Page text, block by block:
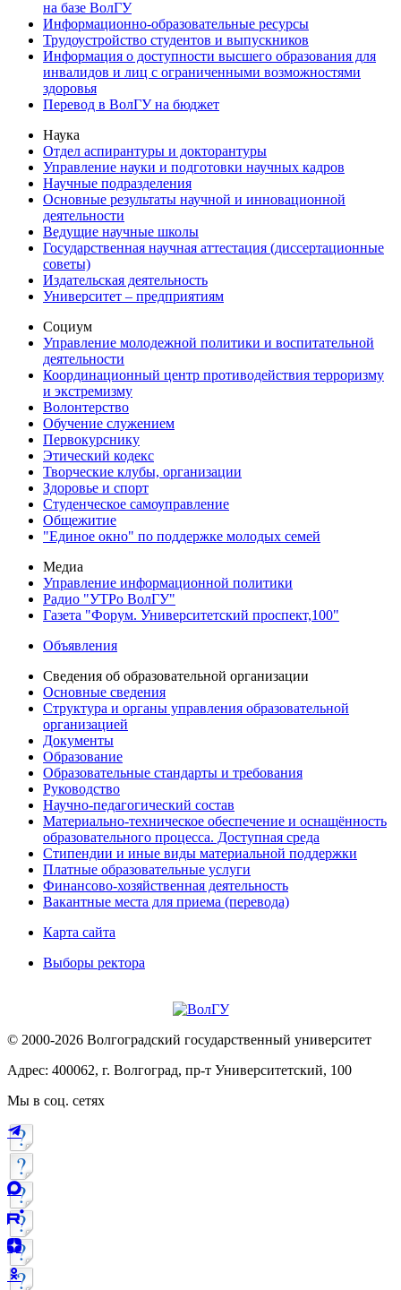
на базе ВолГУ
Информационно-образовательные ресурсы
Трудоустройство студентов и выпускников
Информация о доступности высшего образования для
инвалидов и лиц с ограниченными возможностями
здоровья
Перевод в ВолГУ на бюджет
Наука
Отдел аспирантуры и докторантуры
Управление науки и подготовки научных кадров
Научные подразделения
Основные результаты научной и инновационной
деятельности
Ведущие научные школы
Государственная научная аттестация (диссертационные
советы)
Издательская деятельность
Университет – предприятиям
Социум
Управление молодежной политики и воспитательной
деятельности
Координационный центр противодействия терроризму
и экстремизму
Волонтерство
Обучение служением
Первокурснику
Этический кодекс
Творческие клубы, организации
Здоровье и спорт
Студенческое самоуправление
Общежитие
"Единое окно" по поддержке молодых семей
Медиа
Управление информационной политики
Радио "УТРо ВолГУ"
Газета "Форум. Университетский проспект,100"
Объявления
Сведения об образовательной организации
Основные сведения
Структура и органы управления образовательной
организацией
Документы
Образование
Образовательные стандарты и требования
Руководство
Научно-педагогический состав
Материально-техническое обеспечение и оснащённость
образовательного процесса. Доступная среда
Стипендии и иные виды материальной поддержки
Платные образовательные услуги
Финансово-хозяйственная деятельность
Вакантные места для приема (перевода)
Карта сайта
Выборы ректора
© 2000-2026 Волгоградский государственный университет
Адрес: 400062, г. Волгоград, пр-т Университетский, 100
Мы в соц. сетях